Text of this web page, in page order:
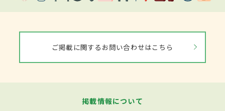
ご掲載に関するお問い合わせはこちら
掲載情報について